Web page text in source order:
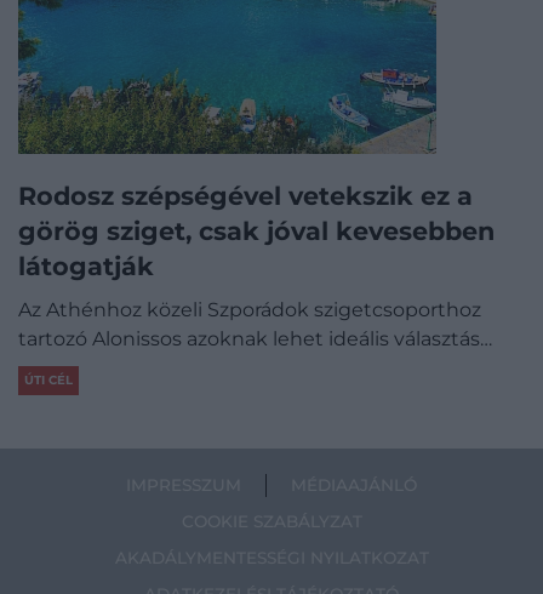
Rodosz szépségével vetekszik ez a
görög sziget, csak jóval kevesebben
látogatják
Az Athénhoz közeli Szporádok szigetcsoporthoz
tartozó Alonissos azoknak lehet ideális választás…
ÚTI CÉL